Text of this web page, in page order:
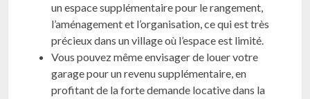
un espace supplémentaire pour le rangement,
l’aménagement et l’organisation, ce qui est très
précieux dans un village où l’espace est limité.
Vous pouvez même envisager de louer votre
garage pour un revenu supplémentaire, en
profitant de la forte demande locative dans la